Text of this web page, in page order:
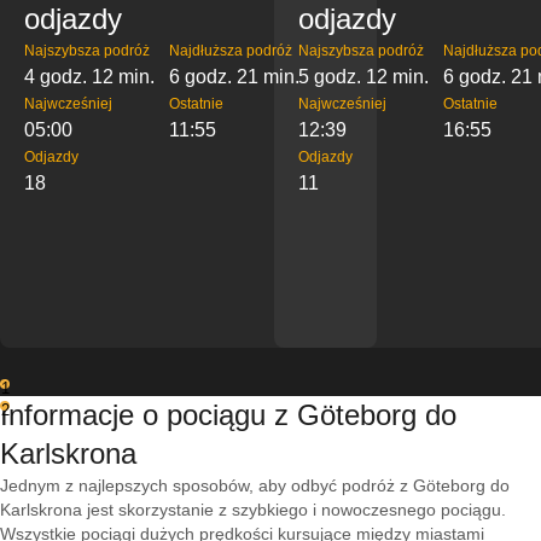
odjazdy
Najszybsza podróż
4 godz. 12 min.
Najdłuższa podróż
6 godz. 21 min.
Najwcześniej
05:00
Ostatnie
11:55
Odjazdy
18
odjazdy
Najszybsza podróż
5 godz. 12 min.
Najdłuższa
6 godz. 21
Najwcześniej
12:39
Ostatnie
16:55
Odjazdy
11
1
2
Informacje o pociągu z Göteborg do
Karlskrona
Jednym z najlepszych sposobów, aby odbyć podróż z Göteborg do
Karlskrona jest skorzystanie z szybkiego i nowoczesnego pociągu.
Wszystkie pociągi dużych prędkości kursujące między miastami